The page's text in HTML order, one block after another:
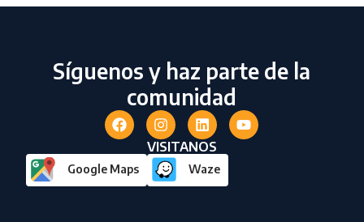
Síguenos y haz parte de la
comunidad
VISITANOS
Google Maps Waze